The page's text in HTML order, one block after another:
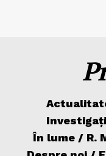
În lume / R.